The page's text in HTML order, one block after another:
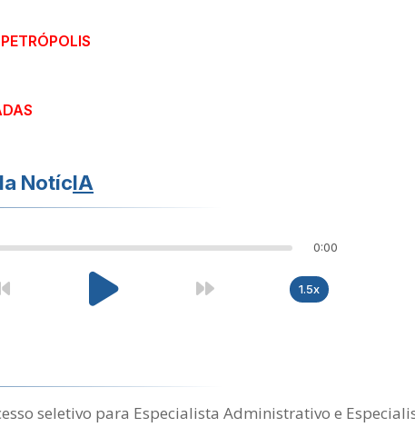
NotícIA
0:00
1.5x
seletivo para Especialista Administrativo e